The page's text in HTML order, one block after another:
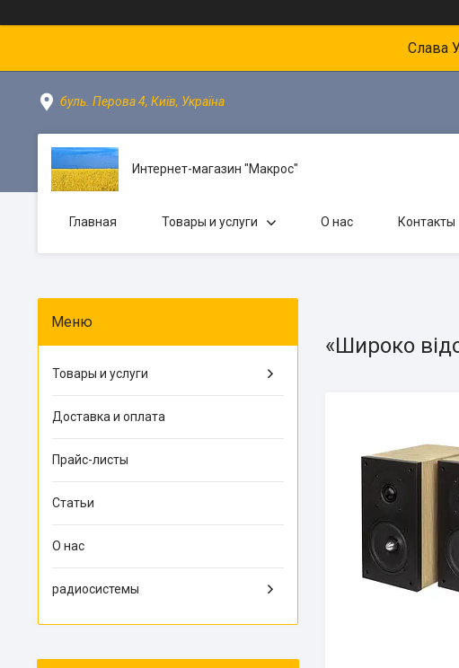
Слава
буль. Перова 4, Київ, Україна
Интернет-магазин "Макрос"
Главная Товары и услуги О нас Контакты
«Широко
Товары и услуги
Доставка и оплата
Прайс-листы
Статьи
О нас
радиосистемы